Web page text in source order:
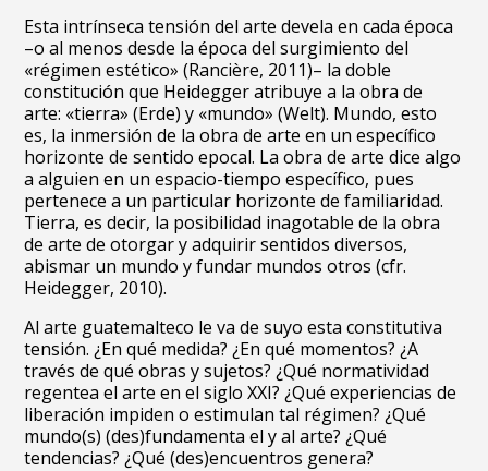
Esta intrínseca tensión del arte devela en cada época
–o al menos desde la época del surgimiento del
«régimen estético» (Rancière, 2011)– la doble
constitución que Heidegger atribuye a la obra de
arte: «tierra» (Erde) y «mundo» (Welt). Mundo, esto
es, la inmersión de la obra de arte en un específico
horizonte de sentido epocal. La obra de arte dice algo
a alguien en un espacio-tiempo específico, pues
pertenece a un particular horizonte de familiaridad.
Tierra, es decir, la posibilidad inagotable de la obra
de arte de otorgar y adquirir sentidos diversos,
abismar un mundo y fundar mundos otros (cfr.
Heidegger, 2010).
Al arte guatemalteco le va de suyo esta constitutiva
tensión. ¿En qué medida? ¿En qué momentos? ¿A
través de qué obras y sujetos? ¿Qué normatividad
regentea el arte en el siglo XXI? ¿Qué experiencias de
liberación impiden o estimulan tal régimen? ¿Qué
mundo(s) (des)fundamenta el y al arte? ¿Qué
tendencias? ¿Qué (des)encuentros genera?